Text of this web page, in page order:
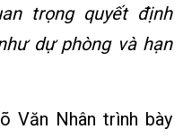
trọng quyết định
dự phòng và hạn
Văn Nhân trình bày